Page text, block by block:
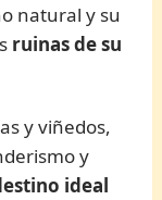
natural y su
ruinas de su
y viñedos,
y
ideal